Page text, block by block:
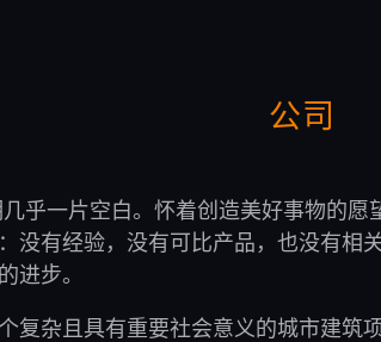
公司
乎一片空白。怀着创造美好事物的
没有经验，没有可比产品，也没有
进步。
复杂且具有重要社会意义的城市建